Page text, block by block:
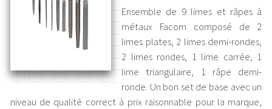
Ensemble de 9 limes et râpes à
métaux Facom composé de 2
limes plates, 2 limes demi-rondes,
2 limes rondes, 1 lime carrée, 1
lime triangulaire, 1 râpe demi-
ronde. Un bon set de base avec un
niveau de qualité correct à prix raisonnable pour la marque,